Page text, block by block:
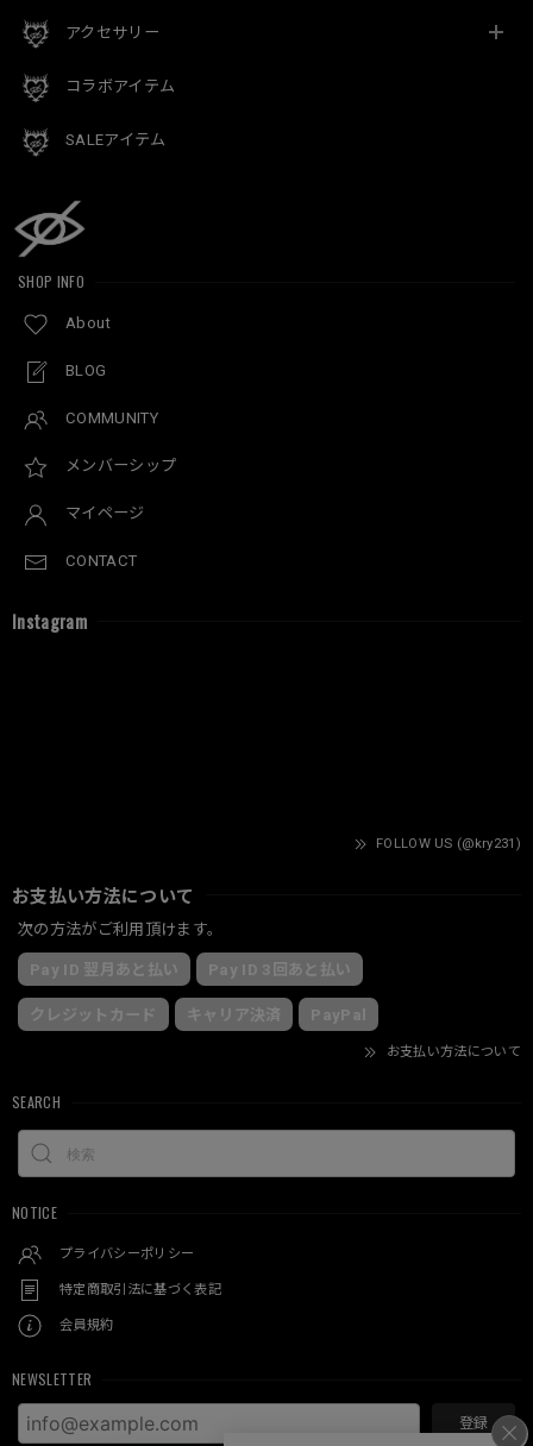
アクセサリー
コラボアイテム
SALEアイテム
SHOP INFO
About
BLOG
COMMUNITY
メンバーシップ
マイページ
CONTACT
Instagram
FOLLOW US (@kry231)
お支払い方法について
次の方法がご利用頂けます。
Pay ID 翌月あと払い Pay ID 3回あと払い
クレジットカード キャリア決済 PayPal
お支払い方法について
SEARCH
NOTICE
プライバシーポリシー
特定商取引法に基づく表記
会員規約
NEWSLETTER
登録